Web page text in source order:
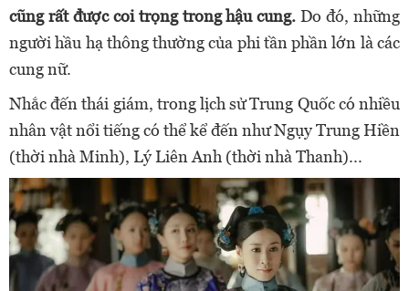
cũng rất được coi trọng trong hậu cung. Do đó, những
người hầu hạ thông thường của phi tần phần lớn là các
cung nữ.
Nhắc đến thái giám, trong lịch sử Trung Quốc có nhiều
nhân vật nổi tiếng có thể kể đến như Ngụy Trung Hiền
(thời nhà Minh), Lý Liên Anh (thời nhà Thanh)...